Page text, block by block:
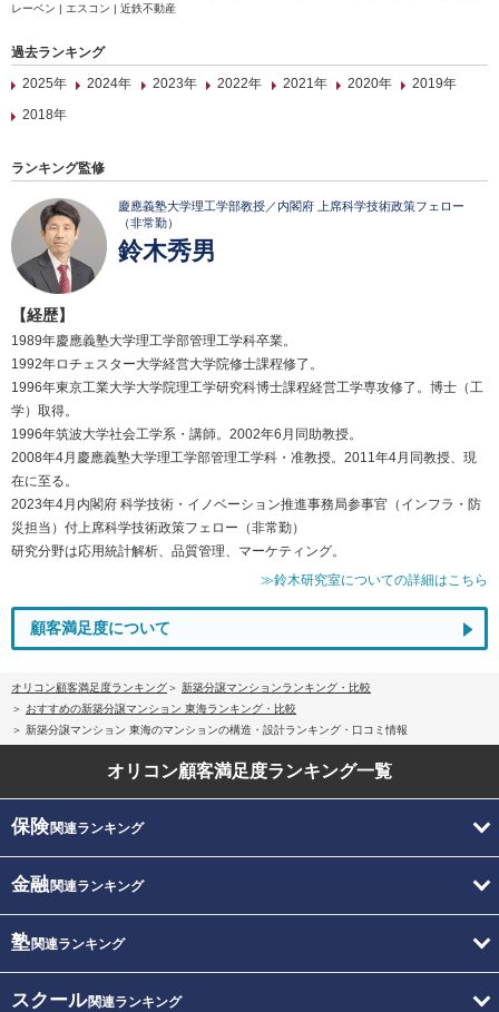
レーベン | エスコン | 近鉄不動産
過去ランキング
2025年
2024年 2023年 2022年 2021年 2020年
2019年
2018年
ランキング監修
慶應義塾大学理工学部教授／内閣府 上席科学技術政策フェロー
（非常勤）
鈴木秀男
【経歴】
1989年慶應義塾大学理工学部管理工学科卒業。
1992年ロチェスター大学経営大学院修士課程修了。
1996年東京工業大学大学院理工学研究科博士課程経営工学専攻修了。博士（工
学）取得。
1996年筑波大学社会工学系・講師。2002年6月同助教授。
2008年4月慶應義塾大学理工学部管理工学科・准教授。2011年4月同教授、現
在に至る。
2023年4月内閣府 科学技術・イノベーション推進事務局参事官（インフラ・防
災担当）付上席科学技術政策フェロー（非常勤）
研究分野は応用統計解析、品質管理、マーケティング。
≫鈴木研究室についての詳細はこちら
顧客満足度について
オリコン顧客満足度ランキング
新築分譲マンションランキング・比較
おすすめの新築分譲マンション 東海ランキング・比較
新築分譲マンション 東海のマンションの構造・設計ランキング・口コミ情報
オリコン顧客満足度ランキング一覧
保険関連ランキング
金融関連ランキング
塾関連ランキング
スクール関連ランキング